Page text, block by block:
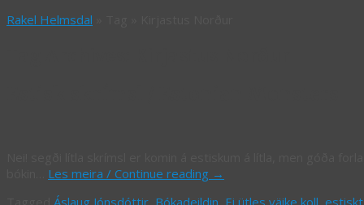
Rakel Helmsdal
Les meira / Continue reading →